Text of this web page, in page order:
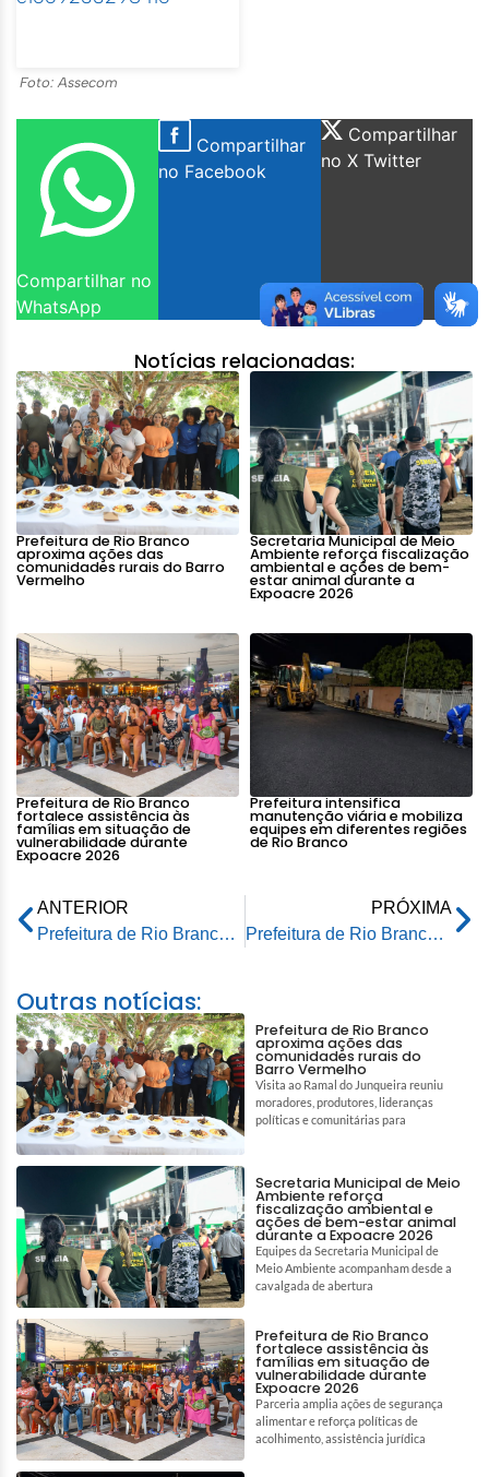
Foto: Assecom
Compartilhar no
WhatsApp
Compartilhar
no Facebook
Compartilhar
no X Twitter
Notícias relacionadas:
Prefeitura de Rio Branco
aproxima ações das
comunidades rurais do Barro
Vermelho
Secretaria Municipal de Meio
Ambiente reforça fiscalização
ambiental e ações de bem-
estar animal durante a
Expoacre 2026
Prefeitura de Rio Branco
fortalece assistência às
famílias em situação de
vulnerabilidade durante
Expoacre 2026
Prefeitura intensifica
manutenção viária e mobiliza
equipes em diferentes regiões
de Rio Branco
ANTERIOR
Prefeitura de Rio Branco entrega micro-ônibus para a Secretaria Municipal de Assistência Social e Direitos Humanos
PRÓXIMA
Prefeitura de Rio Branco promove debate em alusão ao Dia da Consciência Negra
Outras notícias:
Prefeitura de Rio Branco
aproxima ações das
comunidades rurais do
Barro Vermelho
Visita ao Ramal do Junqueira reuniu
moradores, produtores, lideranças
políticas e comunitárias para
Secretaria Municipal de Meio
Ambiente reforça
fiscalização ambiental e
ações de bem-estar animal
durante a Expoacre 2026
Equipes da Secretaria Municipal de
Meio Ambiente acompanham desde a
cavalgada de abertura
Prefeitura de Rio Branco
fortalece assistência às
famílias em situação de
vulnerabilidade durante
Expoacre 2026
Parceria amplia ações de segurança
alimentar e reforça políticas de
acolhimento, assistência jurídica